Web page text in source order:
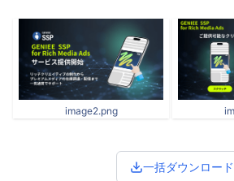
image2.png
一括ダウンロード